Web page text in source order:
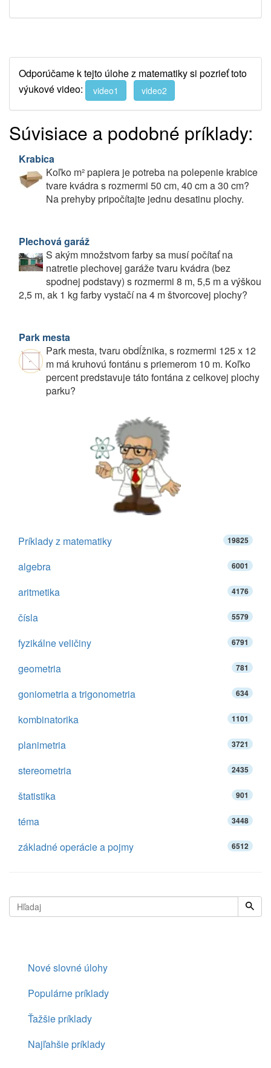
Odporúčame k tejto úlohe z matematiky si pozrieť toto
výukové video:
video1 video2
Súvisiace a podobné príklady:
Krabica
Koľko m² papiera je potreba na polepenie krabice
tvare kvádra s rozmermi 50 cm, 40 cm a 30 cm?
Na prehyby pripočítajte jednu desatinu plochy.
Plechová garáž
S akým množstvom farby sa musí počítať na
natretie plechovej garáže tvaru kvádra (bez
spodnej podstavy) s rozmermi 8 m, 5,5 m a výškou
2,5 m, ak 1 kg farby vystačí na 4 m štvorcovej plochy?
Park mesta
Park mesta, tvaru obdĺžnika, s rozmermi 125 x 12
m má kruhovú fontánu s priemerom 10 m. Koľko
percent predstavuje táto fontána z celkovej plochy
parku?
Príklady z matematiky 19825
algebra 6001
aritmetika 4176
čísla 5579
fyzikálne veličiny 6791
geometria 781
goniometria a trigonometria 634
kombinatorika 1101
planimetria 3721
stereometria 2435
štatistika 901
téma 3448
základné operácie a pojmy 6512
Nové slovné úlohy
Populárne príklady
Ťažšie príklady
Najľahšie príklady